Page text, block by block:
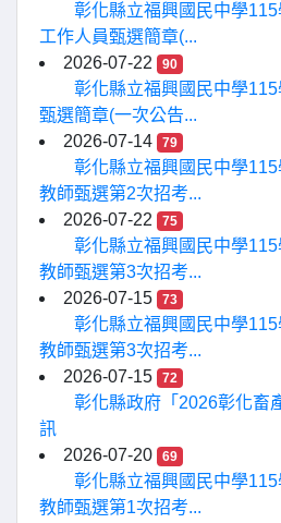
彰化縣立福興國民中學
工作人員甄選簡章(...
2026-07-22
90
彰化縣立福興國民中學
甄選簡章(一次公告...
2026-07-14
79
彰化縣立福興國民中學
教師甄選第2次招考...
2026-07-22
75
彰化縣立福興國民中學
教師甄選第3次招考...
2026-07-15
73
彰化縣立福興國民中學
教師甄選第3次招考...
2026-07-15
72
彰化縣政府「2026彰化畜
訊
2026-07-20
69
彰化縣立福興國民中學
教師甄選第1次招考...